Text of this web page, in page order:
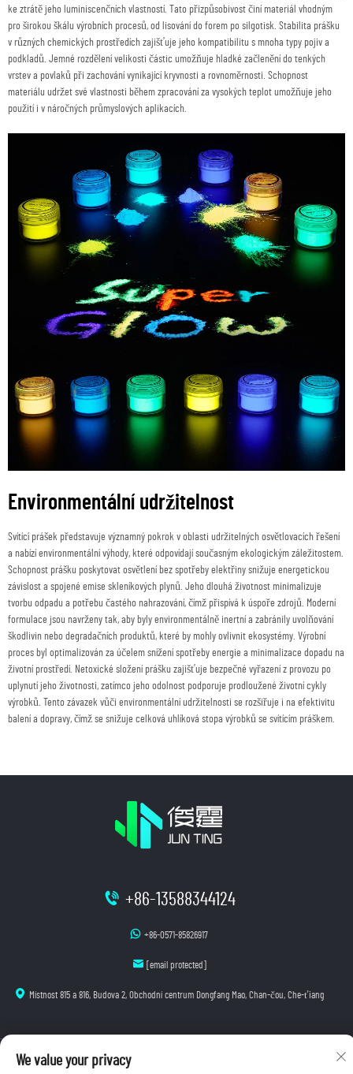
ke ztrátě jeho luminiscenčních vlastností. Tato přizpůsobivost činí materiál vhodným
pro širokou škálu výrobních procesů, od lisování do forem po silgotisk. Stabilita prášku
v různých chemických prostředích zajišťuje jeho kompatibilitu s mnoha typy pojiv a
podkladů. Jemné rozdělení velikosti částic umožňuje hladké začlenění do tenkých
vrstev a povlaků při zachování vynikající kryvnosti a rovnoměrnosti. Schopnost
materiálu udržet své vlastnosti během zpracování za vysokých teplot umožňuje jeho
použití i v náročných průmyslových aplikacích.
Environmentální udržitelnost
Svítící prášek představuje významný pokrok v oblasti udržitelných osvětlovacích řešení
a nabízí environmentální výhody, které odpovídají současným ekologickým záležitostem.
Schopnost prášku poskytovat osvětlení bez spotřeby elektřiny snižuje energetickou
závislost a spojené emise skleníkových plynů. Jeho dlouhá životnost minimalizuje
tvorbu odpadu a potřebu častého nahrazování, čímž přispívá k úspoře zdrojů. Moderní
formulace jsou navrženy tak, aby byly environmentálně inertní a zabránily uvolňování
škodlivin nebo degradačních produktů, které by mohly ovlivnit ekosystémy. Výrobní
proces byl optimalizován za účelem snížení spotřeby energie a minimalizace dopadu na
životní prostředí. Netoxické složení prášku zajišťuje bezpečné vyřazení z provozu po
uplynutí jeho životnosti, zatímco jeho odolnost podporuje prodloužené životní cykly
výrobků. Tento závazek vůči environmentální udržitelnosti se rozšiřuje i na efektivitu
balení a dopravy, čímž se snižuje celková uhlíková stopa výrobků se svítícím práškem.
+86-13588344124
+86-0571-85826917
[email protected]
Místnost 815 a 816, Budova 2, Obchodní centrum Dongfang Mao, Chan-čou, Che-ťiang
Autorská práva © 2025 Hangzhou Junting Luminescence Technology Co., Ltd. Všechna práva
We value your privacy